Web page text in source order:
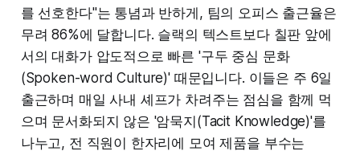
를 선호한다"는 통념과 반하게, 팀의 오피스 출근율은
무려 86%에 달합니다. 슬랙의 텍스트보다 칠판 앞에
서의 대화가 압도적으로 빠른 '구두 중심 문화
(Spoken-word Culture)' 때문입니다. 이들은 주 6일
출근하며 매일 사내 셰프가 차려주는 점심을 함께 먹
으며 문서화되지 않은 '암묵지(Tacit Knowledge)'를
나누고, 전 직원이 한자리에 모여 제품을 부수는